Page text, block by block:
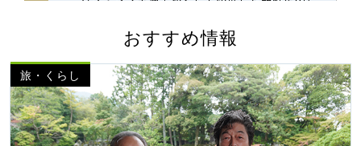
おすすめ情報
旅・くらし